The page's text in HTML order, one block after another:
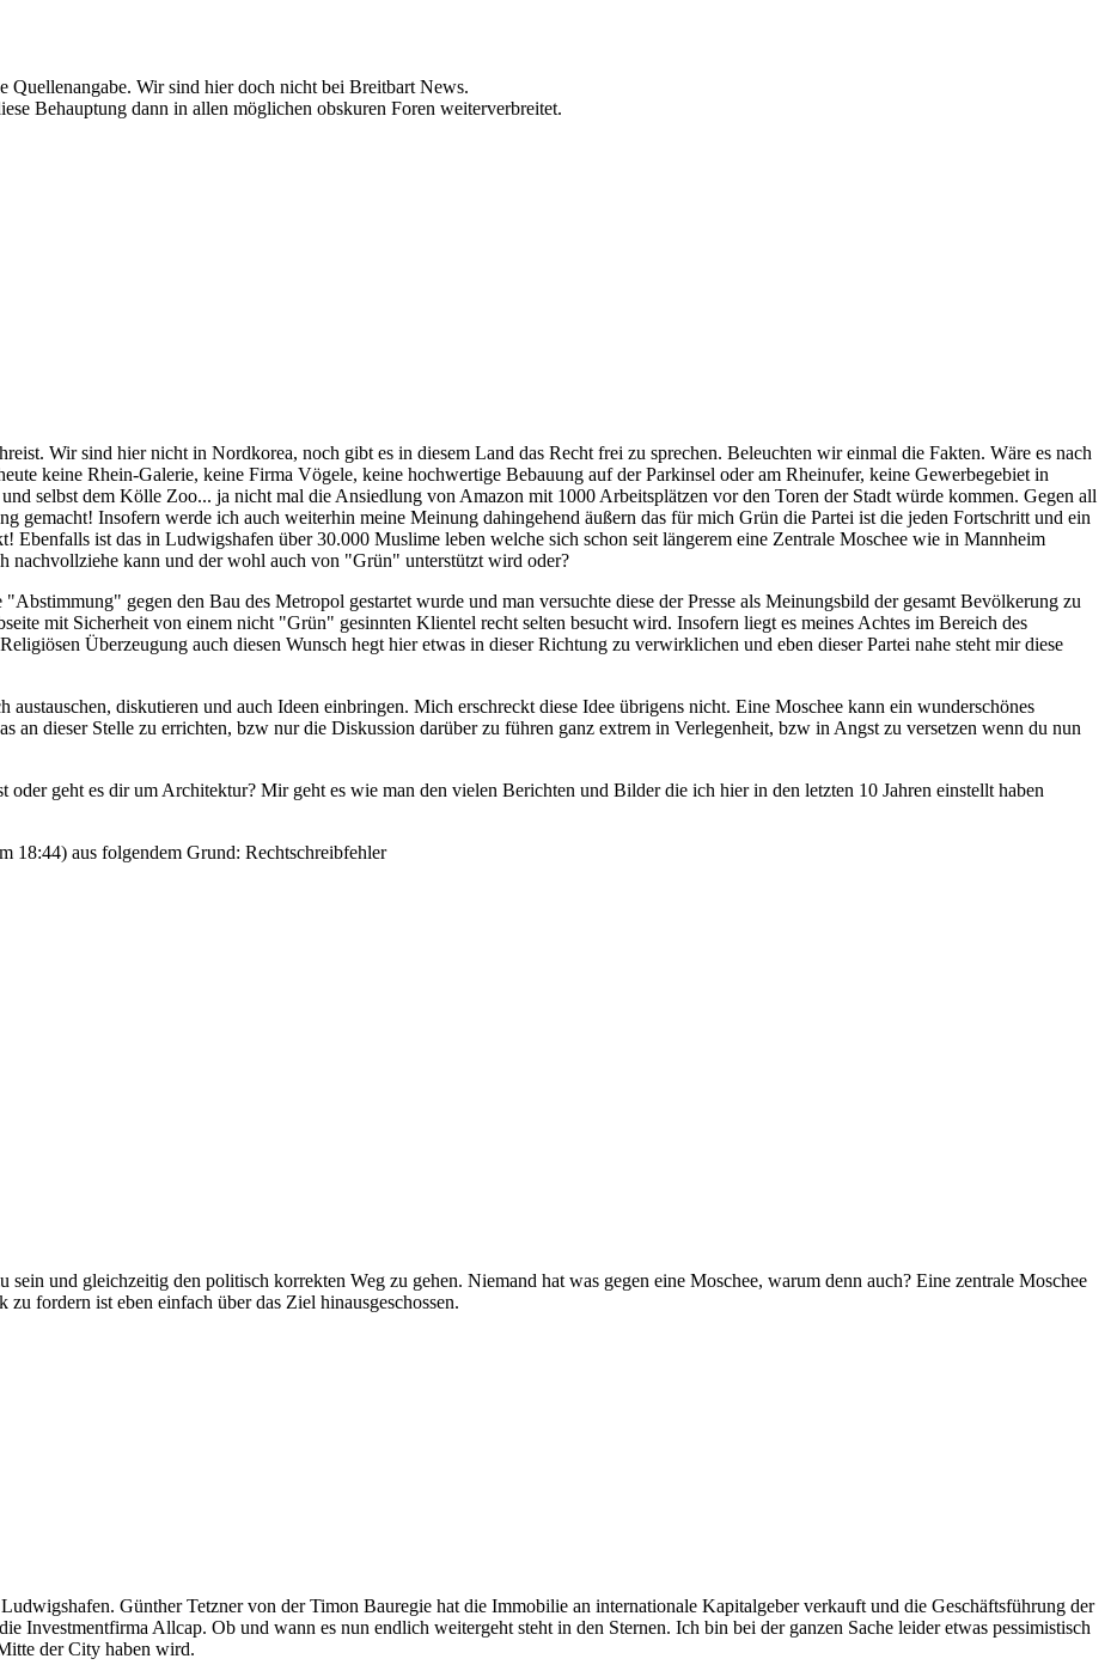
Quellenangabe. Wir sind hier doch nicht bei Breitbart News.
Behauptung dann in allen möglichen obskuren Foren weiterverbreitet.
Wir sind hier nicht in Nordkorea, noch gibt es in diesem Land das Recht frei zu sprechen. Beleuchten wir einmal die Fakten. Wäre es nach
keine Rhein-Galerie, keine Firma Vögele, keine hochwertige Bebauung auf der Parkinsel oder am Rheinufer, keine Gewerbegebiet in
selbst dem Kölle Zoo... ja nicht mal die Ansiedlung von Amazon mit 1000 Arbeitsplätzen vor den Toren der Stadt würde kommen. Gegen all
gemacht! Insofern werde ich auch weiterhin meine Meinung dahingehend äußern das für mich Grün die Partei ist die jeden Fortschritt und ein
Ebenfalls ist das in Ludwigshafen über 30.000 Muslime leben welche sich schon seit längerem eine Zentrale Moschee wie in Mannheim
nachvollziehe kann und der wohl auch von "Grün" unterstützt wird oder?
gegen den Bau des Metropol gestartet wurde und man versuchte diese der Presse als Meinungsbild der gesamt Bevölkerung zu
mit Sicherheit von einem nicht "Grün" gesinnten Klientel recht selten besucht wird. Insofern liegt es meines Achtes im Bereich des
Überzeugung auch diesen Wunsch hegt hier etwas in dieser Richtung zu verwirklichen und eben dieser Partei nahe steht mir diese
diskutieren und auch Ideen einbringen. Mich erschreckt diese Idee übrigens nicht. Eine Moschee kann ein wunderschönes
an dieser Stelle zu errichten, bzw nur die Diskussion darüber zu führen ganz extrem in Verlegenheit, bzw in Angst zu versetzen wenn du nun
oder geht es dir um Architektur? Mir geht es wie man den vielen Berichten und Bilder die ich hier in den letzten 10 Jahren einstellt haben
18:44) aus folgendem Grund: Rechtschreibfehler
und gleichzeitig den politisch korrekten Weg zu gehen. Niemand hat was gegen eine Moschee, warum denn auch? Eine zentrale Moschee
fordern ist eben einfach über das Ziel hinausgeschossen.
Günther Tetzner von der Timon Bauregie hat die Immobilie an internationale Kapitalgeber verkauft und die Geschäftsführung der
Investmentfirma Allcap. Ob und wann es nun endlich weitergeht steht in den Sternen. Ich bin bei der ganzen Sache leider etwas pessimistisch
der City haben wird.